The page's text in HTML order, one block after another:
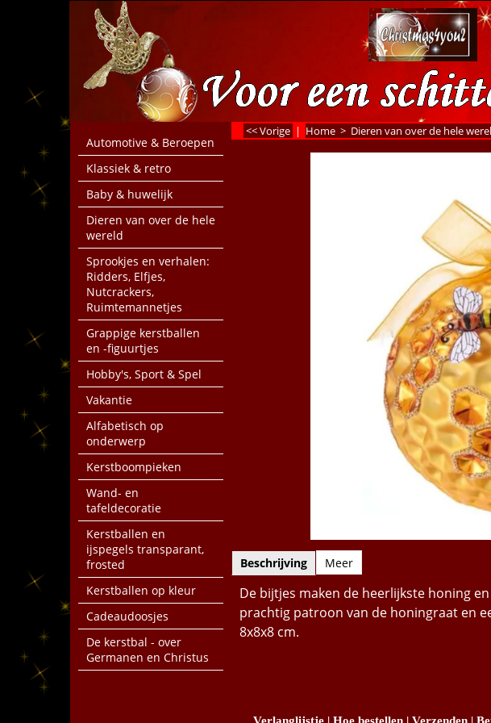
Automotive & Beroepen
Klassiek & retro
Baby & huwelijk
Dieren van over de hele
wereld
Sprookjes en verhalen:
Ridders, Elfjes,
Nutcrackers,
Ruimtemannetjes
Grappige kerstballen
en -figuurtjes
Hobby's, Sport & Spel
Vakantie
Alfabetisch op
onderwerp
Kerstboompieken
Wand- en
tafeldecoratie
Kerstballen en
ijspegels transparant,
frosted
Kerstballen op kleur
Cadeaudoosjes
De kerstbal - over
Germanen en Christus
<< Vorige | Home > Dieren van over de hele
Beschrijving Meer
De bijtjes maken de heerlijkste honing
prachtig patroon van de honingraat en
8x8x8 cm.